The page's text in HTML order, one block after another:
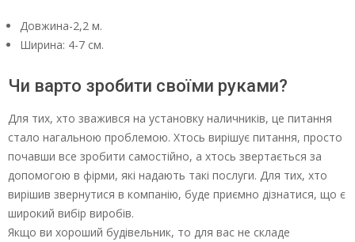
Довжина-2,2 м.
Ширина: 4-7 см.
Чи варто зробити своїми руками?
Для тих, хто зважився на установку наличників, це питання
стало нагальною проблемою. Хтось вирішує питання, просто
почавши все зробити самостійно, а хтось звертається за
допомогою в фірми, які надають такі послуги. Для тих, хто
вирішив звернутися в компанію, буде приємно дізнатися, що є
широкий вибір виробів.
Якщо ви хороший будівельник, то для вас не складе